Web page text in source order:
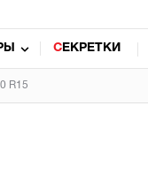
СЕКРЕТКИ
R15